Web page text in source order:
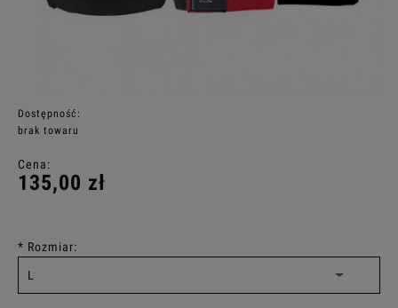
Dostępność:
brak towaru
Cena:
135,00 zł
* Rozmiar: